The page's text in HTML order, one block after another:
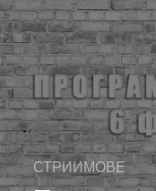
СТРИИМОВЕ